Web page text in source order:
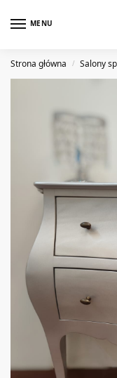
MENU
Strona główna / Salony